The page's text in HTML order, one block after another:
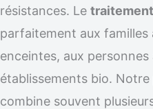
résistances. Le
parfaitement aux
enceintes, aux personnes
établissements bio. Notre
combine souvent